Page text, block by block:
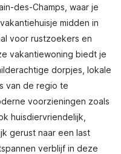
des-Champs, waar je
midden in
voor rustzoekers en
vakantiewoning biedt je
dorpjes, lokale
van de regio te
voorzieningen zoals
huisdiervriendelijk,
gerust naar een last
verblijf in deze